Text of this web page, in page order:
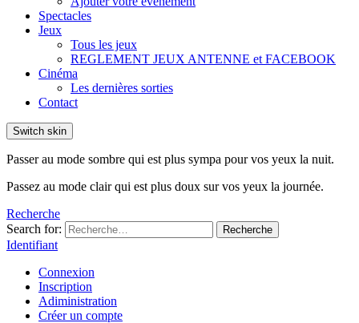
Spectacles
Jeux
Tous les jeux
REGLEMENT JEUX ANTENNE et FACEBOOK
Cinéma
Les dernières sorties
Contact
Switch skin
Passer au mode sombre qui est plus sympa pour vos yeux la nuit.
Passez au mode clair qui est plus doux sur vos yeux la journée.
Recherche
Search for:
Recherche
Identifiant
Connexion
Inscription
Adiministration
Créer un compte